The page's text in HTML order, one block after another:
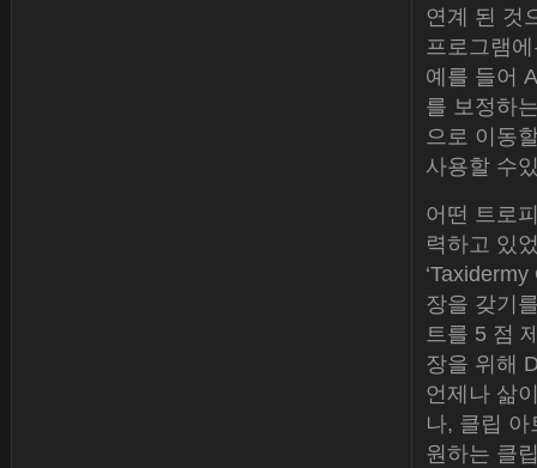
연계 된 것
프로그램
예를 들어
를 보정하
으로 이동
사용할 수
어떤 트로
력하고 있
장을 갖기
트를 5 점
장을 위해
언제나 삶
나, 클립
원하는 클